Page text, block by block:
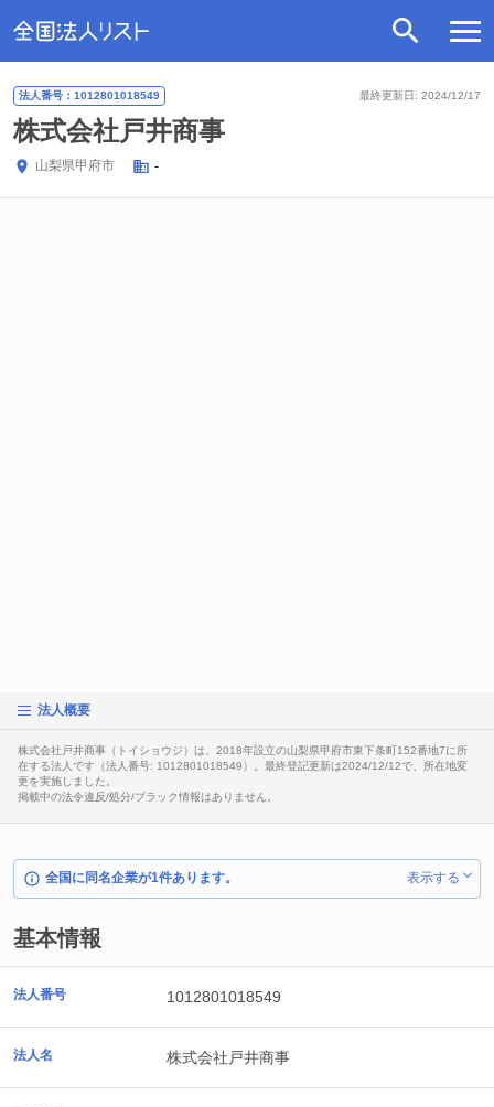
最終更新日: 2024/12/17
法人番号：1012801018549
株式会社戸井商事
山梨県甲府市 -
法人概要
株式会社戸井商事（トイショウジ）は、2018年設立の山梨県甲府市東下条町152番地7に所
在する法人です（法人番号: 1012801018549）。最終登記更新は2024/12/12で、所在地変
更を実施しました。
掲載中の法令違反/処分/ブラック情報はありません。
全国に同名企業が1件あります。 表示する
基本情報
法人番号 1012801018549
法人名 株式会社戸井商事